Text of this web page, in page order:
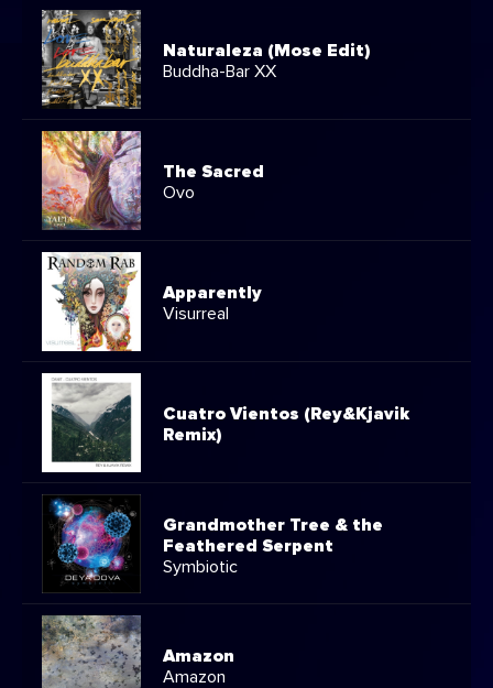
Naturaleza (Mose Edit)
Buddha-Bar XX
The Sacred
Ovo
Apparently
Visurreal
Cuatro Vientos (Rey&Kjavik
Remix)
Grandmother Tree & the
Feathered Serpent
Symbiotic
Amazon
Amazon